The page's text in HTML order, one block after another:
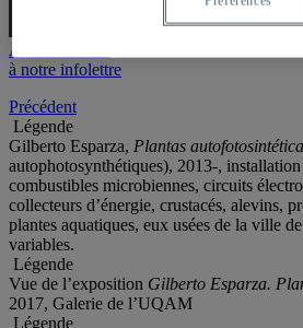
Abonnez-vous
à notre infolettre
Précédent
Légende
Gilberto Esparza, Plantas
autophotosynthétiques), 2013-,
combustibles microbiennes, circuits
collecteurs d’énergie, crustacés, alevins,
plantes aquatiques, eux usées de la ville
variables.
Légende
Vue de l’exposition Gilberto Esparza.
2017, Galerie de l’UQAM
Légende